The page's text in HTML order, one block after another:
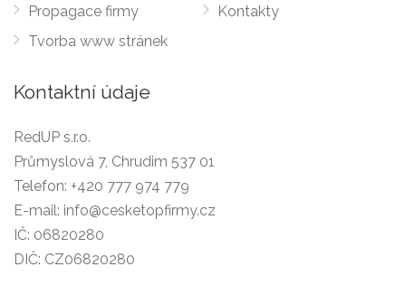
Propagace firmy
Tvorba www stránek
Kontakty
Kontaktní údaje
RedUP s.r.o.
Průmyslová 7, Chrudim 537 01
Telefon: +420 777 974 779
E-mail: info@cesketopfirmy.cz
IČ: 06820280
DIČ: CZ06820280